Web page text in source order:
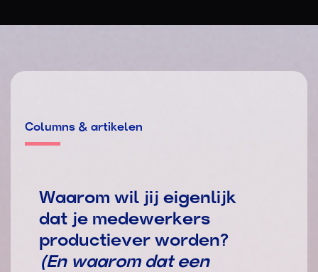
Columns & artikelen
Waarom wil jij eigenlijk
dat je medewerkers
productiever worden?
(En waarom dat een